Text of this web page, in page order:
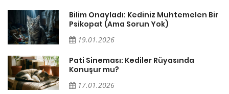
Bilim Onayladı: Kediniz Muhtemelen Bir
Psikopat (Ama Sorun Yok)
19.01.2026
Pati Sineması: Kediler Rüyasında
Konuşur mu?
17.01.2026